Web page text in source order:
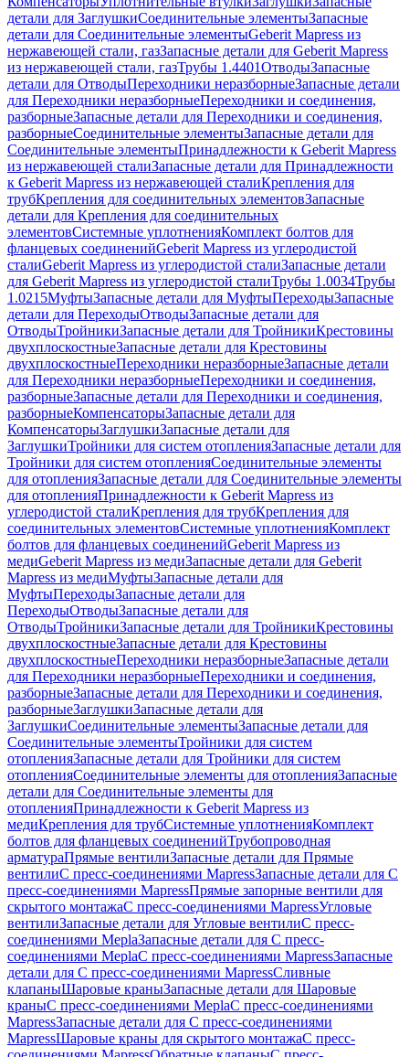
детали для ЗаглушкиСоединительные элементыЗапасные
детали для Соединительные элементыGeberit Mapress из
нержавеющей стали, газЗапасные детали для Geberit Mapress
из нержавеющей стали, газТрубы 1.4401ОтводыЗапасные
детали для ОтводыПереходники неразборныеЗапасные детали
для Переходники неразборныеПереходники и соединения,
разборныеЗапасные детали для Переходники и соединения,
разборныеСоединительные элементыЗапасные детали для
Соединительные элементыПринадлежности к Geberit Mapress
из нержавеющей сталиЗапасные детали для Принадлежности
к Geberit Mapress из нержавеющей сталиКрепления для
трубКрепления для соединительных элементовЗапасные
детали для Крепления для соединительных
элементовСистемные уплотненияКомплект болтов для
фланцевых соединенийGeberit Mapress из углеродистой
сталиGeberit Mapress из углеродистой сталиЗапасные детали
для Geberit Mapress из углеродистой сталиТрубы 1.0034Трубы
1.0215МуфтыЗапасные детали для МуфтыПереходыЗапасные
детали для ПереходыОтводыЗапасные детали для
ОтводыТройникиЗапасные детали для ТройникиКрестовины
двухплоскостныеЗапасные детали для Крестовины
двухплоскостныеПереходники неразборныеЗапасные детали
для Переходники неразборныеПереходники и соединения,
разборныеЗапасные детали для Переходники и соединения,
разборныеКомпенсаторыЗапасные детали для
КомпенсаторыЗаглушкиЗапасные детали для
ЗаглушкиТройники для систем отопленияЗапасные детали для
Тройники для систем отопленияСоединительные элементы
для отопленияЗапасные детали для Соединительные элементы
для отопленияПринадлежности к Geberit Mapress из
углеродистой сталиКрепления для трубКрепления для
соединительных элементовСистемные уплотненияКомплект
болтов для фланцевых соединенийGeberit Mapress из
медиGeberit Mapress из медиЗапасные детали для Geberit
Mapress из медиМуфтыЗапасные детали для
МуфтыПереходыЗапасные детали для
ПереходыОтводыЗапасные детали для
ОтводыТройникиЗапасные детали для ТройникиКрестовины
двухплоскостныеЗапасные детали для Крестовины
двухплоскостныеПереходники неразборныеЗапасные детали
для Переходники неразборныеПереходники и соединения,
разборныеЗапасные детали для Переходники и соединения,
разборныеЗаглушкиЗапасные детали для
ЗаглушкиСоединительные элементыЗапасные детали для
Соединительные элементыТройники для систем
отопленияЗапасные детали для Тройники для систем
отопленияСоединительные элементы для отопленияЗапасные
детали для Соединительные элементы для
отопленияПринадлежности к Geberit Mapress из
медиКрепления для трубСистемные уплотненияКомплект
болтов для фланцевых соединенийТрубопроводная
арматураПрямые вентилиЗапасные детали для Прямые
вентилиС пресс-соединениями MapressЗапасные детали для С
пресс-соединениями MapressПрямые запорные вентили для
скрытого монтажаС пресс-соединениями MapressУгловые
вентилиЗапасные детали для Угловые вентилиС пресс-
соединениями MeplaЗапасные детали для С пресс-
соединениями MeplaС пресс-соединениями MapressЗапасные
детали для С пресс-соединениями MapressСливные
клапаныШаровые краныЗапасные детали для Шаровые
краныС пресс-соединениями MeplaС пресс-соединениями
MapressЗапасные детали для С пресс-соединениями
MapressШаровые краны для скрытого монтажаС пресс-